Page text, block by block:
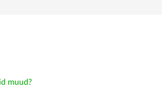
muud?